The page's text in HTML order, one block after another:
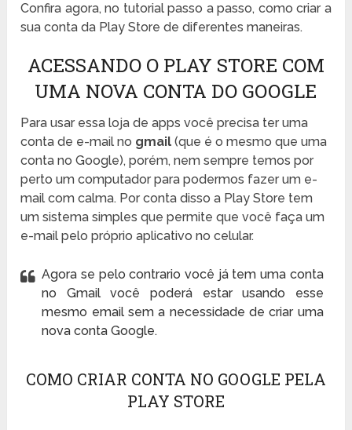
Confira agora, no tutorial passo a passo, como criar a
sua conta da Play Store de diferentes maneiras.
ACESSANDO O PLAY STORE COM
UMA NOVA CONTA DO GOOGLE
Para usar essa loja de apps você precisa ter uma
conta de e-mail no gmail (que é o mesmo que uma
conta no Google), porém, nem sempre temos por
perto um computador para podermos fazer um e-
mail com calma. Por conta disso a Play Store tem
um sistema simples que permite que você faça um
e-mail pelo próprio aplicativo no celular.
Agora se pelo contrario você já tem uma conta
no Gmail você poderá estar usando esse
mesmo email sem a necessidade de criar uma
nova conta Google.
COMO CRIAR CONTA NO GOOGLE PELA
PLAY STORE